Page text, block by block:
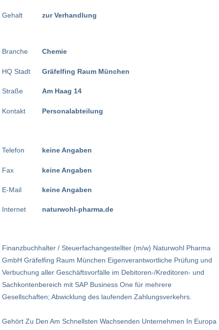
Gehalt zur Verhandlung
Branche
HQ Stadt
Straße
Kontakt
Telefon
Fax
E-Mail
Internet
Chemie
Gräfelfing Raum München
Am Haag 14
Personalabteilung
keine Angaben
keine Angaben
keine Angaben
naturwohl-pharma.de
Finanzbuchhalter / Steuerfachangestellter (m/w) Naturwohl Pharma
GmbH Gräfelfing Raum München Eigenverantwortliche Prüfung und
Verbuchung aller Geschäftsvorfälle im Debitoren-/Kreditoren- und
Sachkontenbereich mit SAP Business One für mehrere
Gesellschaften; Abwicklung des laufenden Zahlungsverkehrs.
Gehört Zu Den Am Schnellsten Wachsenden Unternehmen In Europa